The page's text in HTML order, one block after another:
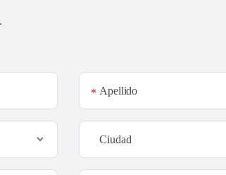
.
Apellido
*
Ciudad